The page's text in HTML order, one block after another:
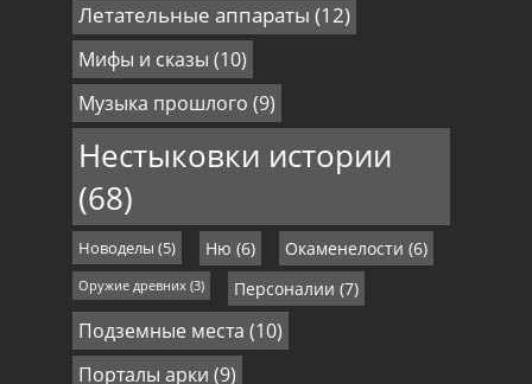
Летательные аппараты (12)
Мифы и сказы (10)
Музыка прошлого (9)
Нестыковки истории
(68)
Новоделы (5) Ню (6) Окаменелости (6)
Оружие древних(3) Персоналии (7)
Подземные места (10)
Порталы арки (9)